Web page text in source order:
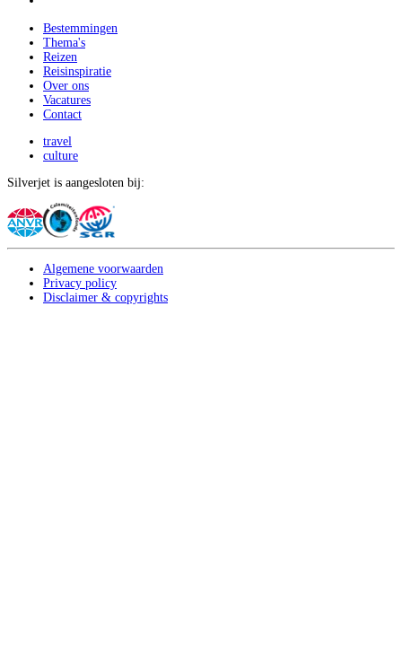
Bestemmingen
Thema's
Reizen
Reisinspiratie
Over ons
Vacatures
Contact
travel
culture
Silverjet is aangesloten bij:
Algemene voorwaarden
Privacy policy
Disclaimer & copyrights